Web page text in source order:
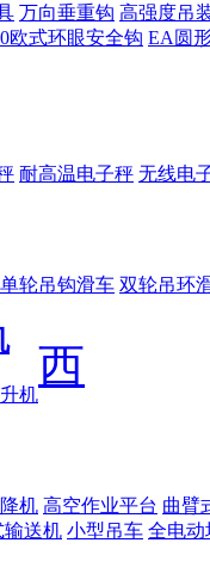
万向垂重钩 高强度吊
欧式环眼安全钩 EA圆
耐高温电子秤 无线电
单轮吊钩滑车 双轮吊环
机
机 高空作业平台 曲臂
输送机 小型吊车 全电动
西